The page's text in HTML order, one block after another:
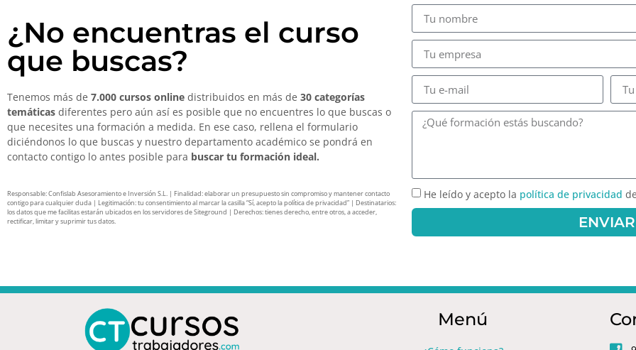
¿No encuentras el curso
que buscas?
Tenemos más de 7.000 cursos online distribuidos en más de 30 categorías
temáticas diferentes pero aún así es posible que no encuentres lo que buscas o
que necesites una formación a medida. En ese caso, rellena el formulario
diciéndonos lo que buscas y nuestro departamento académico se pondrá en
contacto contigo lo antes posible para buscar tu formación ideal.
Responsable: Confislab Asesoramiento e Inversión S.L. | Finalidad: elaborar un presupuesto sin compromiso y mantener contacto
contigo para cualquier duda | Legitimación: tu consentimiento al marcar la casilla “Sí, acepto la política de privacidad” | Destinatarios:
los datos que me facilitas estarán ubicados en los servidores de Siteground | Derechos: tienes derecho, entre otros, a acceder,
rectificar, limitar y suprimir tus datos.
He leído y acepto la política de privacidad
ENVIAR
Menú